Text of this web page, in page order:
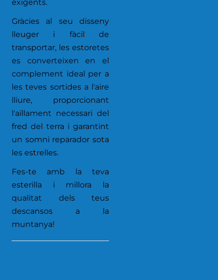
exigents.
Gràcies al seu disseny
lleuger i fàcil de
transportar, les estoretes
es converteixen en el
complement ideal per a
les teves sortides a l'aire
lliure, proporcionant
l'aïllament necessari del
fred del terra i garantint
un somni reparador sota
les estrelles.
Fes-te amb la teva
esterilla i millora la
qualitat dels teus
descansos a la
muntanya!